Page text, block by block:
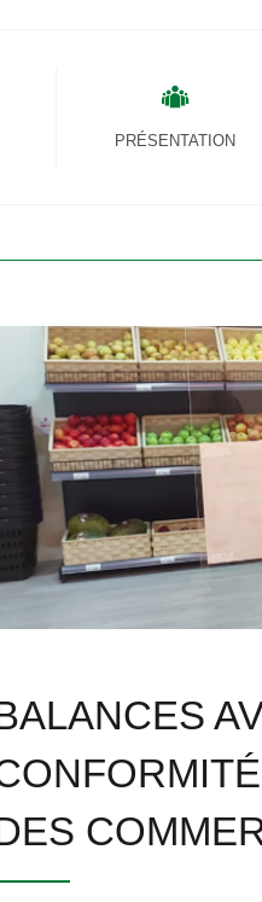
PRÉSENTATION